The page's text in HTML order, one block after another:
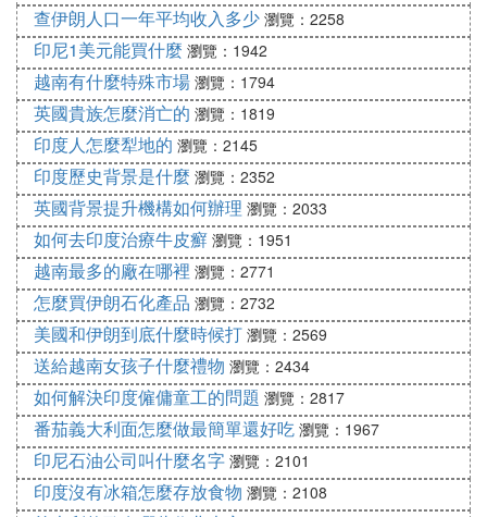
查伊朗人口一年平均收入多少 瀏覽：2258
印尼1美元能買什麼 瀏覽：1942
越南有什麼特殊市場 瀏覽：1794
英國貴族怎麼消亡的 瀏覽：1819
印度人怎麼犁地的 瀏覽：2145
印度歷史背景是什麼 瀏覽：2352
英國背景提升機構如何辦理 瀏覽：2033
如何去印度治療牛皮癬 瀏覽：1951
越南最多的廠在哪裡 瀏覽：2771
怎麼買伊朗石化產品 瀏覽：2732
美國和伊朗到底什麼時候打 瀏覽：2569
送給越南女孩子什麼禮物 瀏覽：2434
如何解決印度僱傭童工的問題 瀏覽：2817
番茄義大利面怎麼做最簡單還好吃 瀏覽：1967
印尼石油公司叫什麼名字 瀏覽：2101
印度沒有冰箱怎麼存放食物 瀏覽：2108